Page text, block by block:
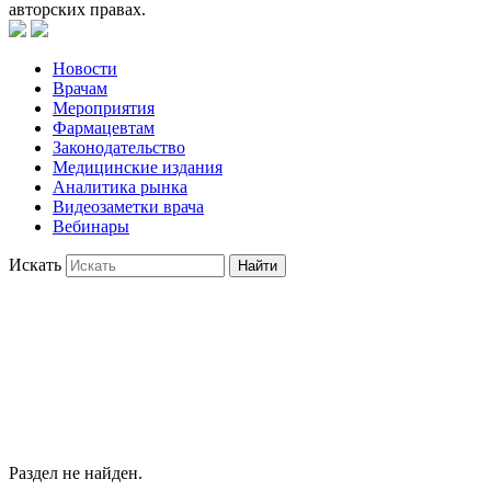
авторских правах.
Новости
Врачам
Мероприятия
Фармацевтам
Законодательство
Медицинские издания
Аналитика рынка
Видеозаметки врача
Вебинары
Искать Найти
Раздел не найден.